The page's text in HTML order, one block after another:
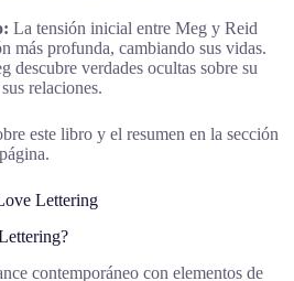
La tensión inicial entre Meg y Reid
más profunda, cambiando sus vidas.
descubre verdades ocultas sobre su
relaciones.
este libro y el resumen en la sección
Lettering
contemporáneo con elementos de